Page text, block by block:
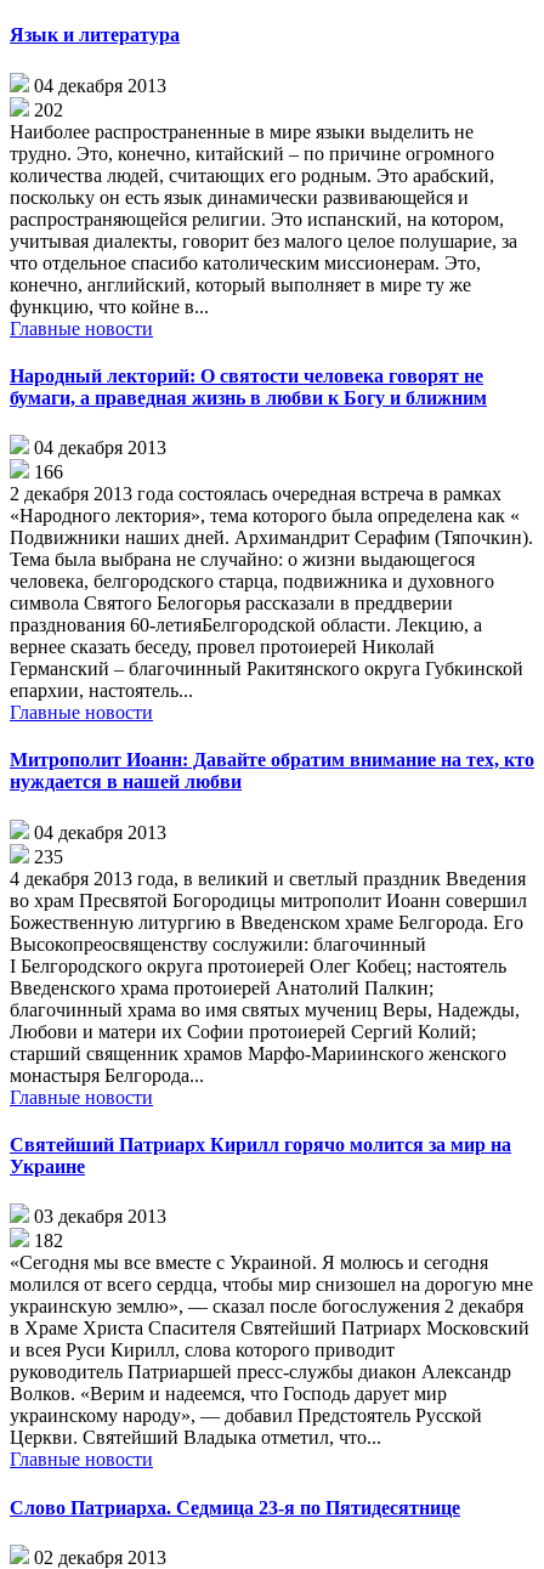
Язык и литература
04 декабря 2013
202
Наиболее распространенные в мире языки выделить не
трудно. Это, конечно, китайский – по причине огромного
количества людей, считающих его родным. Это арабский,
поскольку он есть язык динамически развивающейся и
распространяющейся религии. Это испанский, на котором,
учитывая диалекты, говорит без малого целое полушарие, за
что отдельное спасибо католическим миссионерам. Это,
конечно, английский, который выполняет в мире ту же
функцию, что койне в...
Главные новости
Народный лекторий: О святости человека говорят не
бумаги, а праведная жизнь в любви к Богу и ближним
04 декабря 2013
166
2 декабря 2013 года состоялась очередная встреча в рамках
«Народного лектория», тема которого была определена как «
Подвижники наших дней. Архимандрит Серафим (Тяпочкин).
Тема была выбрана не случайно: о жизни выдающегося
человека, белгородского старца, подвижника и духовного
символа Святого Белогорья рассказали в преддверии
празднования 60-летияБелгородской области. Лекцию, а
вернее сказать беседу, провел протоиерей Николай
Германский – благочинный Ракитянского округа Губкинской
епархии, настоятель...
Главные новости
Митрополит Иоанн: Давайте обратим внимание на тех, кто
нуждается в нашей любви
04 декабря 2013
235
4 декабря 2013 года, в великий и светлый праздник Введения
во храм Пресвятой Богородицы митрополит Иоанн совершил
Божественную литургию в Введенском храме Белгорода. Его
Высокопреосвященству сослужили: благочинный
I Белгородского округа протоиерей Олег Кобец; настоятель
Введенского храма протоиерей Анатолий Палкин;
благочинный храма во имя святых мучениц Веры, Надежды,
Любови и матери их Софии протоиерей Сергий Колий;
старший священник храмов Марфо-Мариинского женского
монастыря Белгорода...
Главные новости
Святейший Патриарх Кирилл горячо молится за мир на
Украине
03 декабря 2013
182
«Сегодня мы все вместе с Украиной. Я молюсь и сегодня
молился от всего сердца, чтобы мир снизошел на дорогую мне
украинскую землю», — сказал после богослужения 2 декабря
в Храме Христа Спасителя Святейший Патриарх Московский
и всея Руси Кирилл, слова которого приводит
руководитель Патриаршей пресс-службы диакон Александр
Волков. «Верим и надеемся, что Господь дарует мир
украинскому народу», — добавил Предстоятель Русской
Церкви. Святейший Владыка отметил, что...
Главные новости
Слово Патриарха. Седмица 23-я по Пятидесятнице
02 декабря 2013